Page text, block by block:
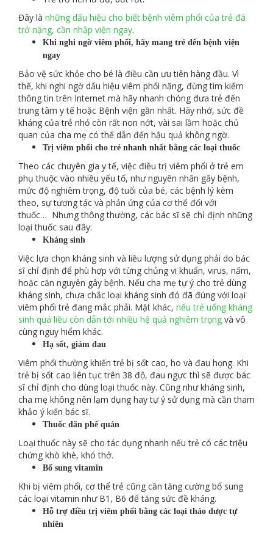
Đây là những dấu hiệu cho biết bệnh viêm phổi của trẻ đã
trở nặng, cần nhập viện ngay.
Khi nghi ngờ viêm phổi, hãy mang trẻ đến bệnh viện
ngay
Bảo vệ sức khỏe cho bé là điều cần ưu tiên hàng đầu. Vì
thế, khi nghi ngờ dấu hiệu viêm phổi nặng, đừng tìm kiếm
thông tin trên Internet mà hãy nhanh chóng đưa trẻ đến
trung tâm y tế hoặc Bệnh viện gần nhất. Hãy nhớ, sức đề
kháng của trẻ nhỏ còn rất non nớt, vài sai lầm hoặc chủ
quan của cha mẹ có thể dẫn đến hậu quả không ngờ.
Trị viêm phổi cho trẻ nhanh nhất bằng các loại thuốc
Theo các chuyên gia y tế, việc điều trị viêm phổi ở trẻ em
phụ thuộc vào nhiều yếu tố, như nguyên nhân gây bệnh,
mức độ nghiêm trọng, độ tuổi của bé, các bệnh lý kèm
theo, sự tương tác và phản ứng của cơ thể đối với
thuốc… Nhưng thông thường, các bác sĩ sẽ chỉ định những
loại thuốc sau đây:
Kháng sinh
Việc lựa chọn kháng sinh và liều lượng sử dụng phải do bác
sĩ chỉ định để phù hợp với từng chủng vi khuẩn, virus, nấm,
hoặc căn nguyên gây bệnh. Nếu cha mẹ tự ý cho trẻ dùng
kháng sinh, chưa chắc loại kháng sinh đó đã đúng với loại
viêm phổi trẻ đang mắc phải. Mặt khác, nếu trẻ uống kháng
sinh quá liều còn dẫn tới nhiều hệ quả nghiêm trọng và vô
cùng nguy hiểm khác.
Hạ sốt, giảm đau
Viêm phổi thường khiến trẻ bị sốt cao, ho và đau họng. Khi
trẻ bị sốt cao liên tục trên 38 độ, đau ngực thì sẽ được bác
sĩ chỉ định cho dùng loại thuốc này. Cũng như kháng sinh,
cha mẹ không nên lạm dụng hay tự ý sử dụng mà cần tham
khảo ý kiến bác sĩ.
Thuốc dãn phế quản
Loại thuốc này sẽ cho tác dụng nhanh nếu trẻ có các triệu
chứng khò khè, khó thở.
Bổ sung vitamin
Khi bị viêm phổi, cơ thể trẻ cũng cần tăng cường bổ sung
các loại vitamin như B1, B6 để tăng sức đề kháng.
Hỗ trợ điều trị viêm phổi bằng các loại thảo dược tự
nhiên